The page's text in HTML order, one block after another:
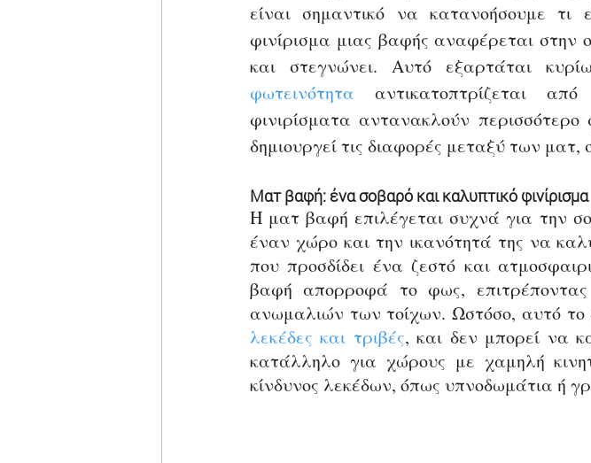
είναι σημαντικό να κατανοήσουμε τι
φινίρισμα μιας βαφής αναφέρεται στην
φωτεινότητα αντικατοπτρίζεται
φινιρίσματα αντανακλούν
δημιουργεί τις διαφορές μεταξύ των
Ματ βαφή: ένα σοβαρό και καλυπτικό φινίρισμα
Η ματ βαφή επιλέγεται συχνά για την
έναν χώρο και την ικανότητά της να
που προσδίδει ένα ζεστό και
βαφή απορροφά το φως,
λεκέδες και τριβές, και δεν μπορεί να
κατάλληλο για χώρους με χαμηλή
κίνδυνος λεκέδων, όπως υπνοδωμάτια ή